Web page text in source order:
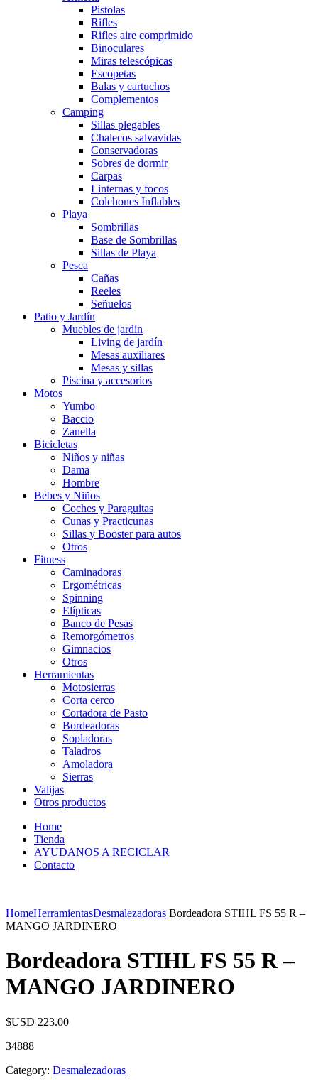
Pistolas
Rifles
Rifles aire comprimido
Binoculares
Miras telescópicas
Escopetas
Balas y cartuchos
Complementos
Camping
Sillas plegables
Chalecos salvavidas
Conservadoras
Sobres de dormir
Carpas
Linternas y focos
Colchones Inflables
Playa
Sombrillas
Base de Sombrillas
Sillas de Playa
Pesca
Cañas
Reeles
Señuelos
Patio y Jardín
Muebles de jardín
Living de jardín
Mesas auxiliares
Mesas y sillas
Piscina y accesorios
Motos
Yumbo
Baccio
Zanella
Bicicletas
Niños y niñas
Dama
Hombre
Bebes y Niños
Coches y Paraguitas
Cunas y Practicunas
Sillas y Booster para autos
Otros
Fitness
Caminadoras
Ergométricas
Spinning
Elípticas
Banco de Pesas
Remorgómetros
Gimnacios
Otros
Herramientas
Motosierras
Corta cerco
Cortadora de Pasto
Bordeadoras
Sopladoras
Taladros
Amoladora
Sierras
Valijas
Otros productos
Home
Tienda
AYUDANOS A RECICLAR
Contacto
HomeHerramientasDesmalezadoras Bordeadora STIHL FS 55 R –
MANGO JARDINERO
Bordeadora STIHL FS 55 R –
MANGO JARDINERO
$USD 223.00
34888
Category: Desmalezadoras